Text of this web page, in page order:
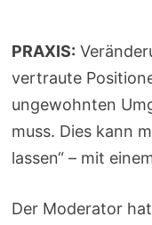
PRAXIS:
vertraute
ungewohnten
muss. Dies kann
lassen“ – mit
Der Moderator